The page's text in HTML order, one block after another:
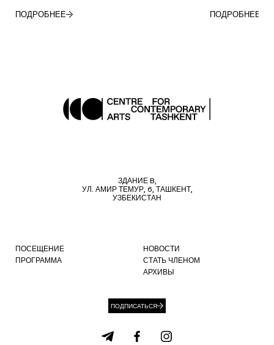
ПОДРОБНЕЕ ПОДРОБНЕЕ
ЗДАНИЕ B,
УЛ. АМИР ТЕМУР, 6, ТАШКЕНТ,
УЗБЕКИСТАН
ПОСЕЩЕНИЕ
ПРОГРАММА
НОВОСТИ
СТАТЬ ЧЛЕНОМ
АРХИВЫ
ПОДПИСАТЬСЯ